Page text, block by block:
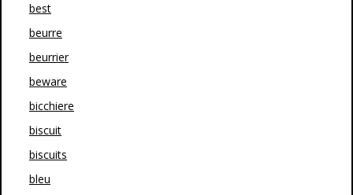
best
beurre
beurrier
beware
bicchiere
biscuit
biscuits
bleu